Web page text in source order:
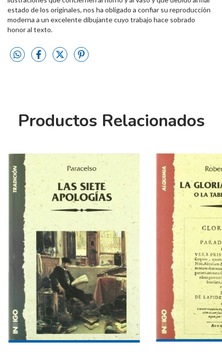
estado de los originales, nos ha obligado a confiar su reproducción
moderna a un excelente dibujante cuyo trabajo hace sobrado
honor al texto.
Productos Relacionados